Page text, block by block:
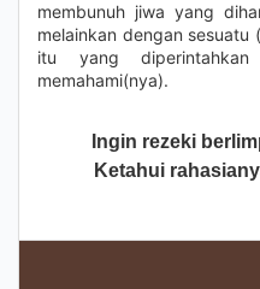
membunuh jiwa yang
melainkan dengan sesuatu
itu yang
memahami(nya).
Ingin rezeki
Ketahui